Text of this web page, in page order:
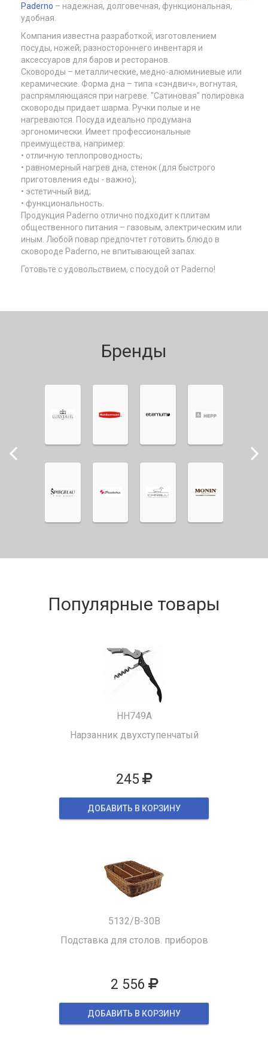
Paderno – надежная, долговечная, функциональная,
удобная.
Компания известна разработкой, изготовлением
посуды, ножей, разностороннего инвентаря и
аксессуаров для баров и ресторанов.
Сковороды – металлические, медно-алюминиевые или
керамические. Форма дна – типа «сэндвич», вогнутая,
распрямляющаяся при нагреве. "Сатиновая" полировка
сковороды придает шарма. Ручки полые и не
нагреваются. Посуда идеально продумана
эргономически. Имеет профессиональные
преимущества, например:
• отличную теплопроводность;
• равномерный нагрев дна, стенок (для быстрого
приготовления еды - важно);
• эстетичный вид;
• функциональность.
Продукция Paderno отлично подходит к плитам
общественного питания – газовым, электрическим или
иным. Любой повар предпочтет готовить блюдо в
сковороде Paderno, не впитывающей запах.
Готовьте с удовольствием, с посудой от Paderno!
Бренды
Популярные товары
HH749A
Нарзанник двухступенчатый
245
ДОБАВИТЬ В КОРЗИНУ
5132/B-30B
Подставка для столов. приборов
2 556
ДОБАВИТЬ В КОРЗИНУ